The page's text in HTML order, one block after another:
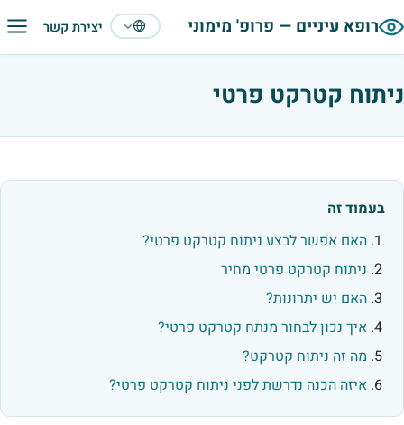
רופא עיניים — פרופ' מימוני עברית יצירת קשר
ניתוח קטרקט פרטי
בעמוד זה
האם אפשר לבצע ניתוח קטרקט פרטי?
ניתוח קטרקט פרטי מחיר
האם יש יתרונות?
איך נכון לבחור מנתח קטרקט פרטי?
מה זה ניתוח קטרקט?
איזה הכנה נדרשת לפני ניתוח קטרקט פרטי?